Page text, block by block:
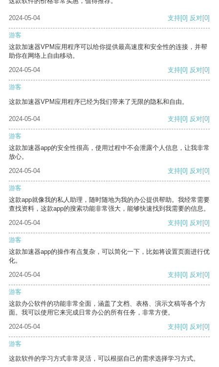
2024-05-04 支持[0] 反对[0]
游客
这款加速器VPM应用程序可以给你提供最高速度和安全性的连接，并帮
助你在网络上自由移动。
2024-05-04
支持[0] 反对[0]
游客
这款加速器VPM应用程序已经为我们带来了无限的隐私和自由。
2024-05-04 支持[0] 反对[0]
游客
这款加速器app的安全性很高，使用过程中不会泄露个人信息，让我非常
放心。
2024-05-04
支持[0] 反对[0]
游客
这款app就像我的私人助理，随时随地为我的办公提供帮助。我经常需要
查找资料，这款app的搜索功能非常强大，能够快速找到我需要的信息。
2024-05-04
支持[0] 反对[0]
游客
这款加速器app的操作有点复杂，可以简化一下，比如将设置页面进行优
化。
2024-05-04
支持[0] 反对[0]
游客
这款办公软件的功能非常全面，涵盖了文档、表格、演示文稿等各个方
面。我可以使用它来完成日常办公的所有任务，非常方便。
2024-05-04
支持[0] 反对[0]
游客
这款软件的学习方式非常灵活，可以根据自己的需求选择学习方式。